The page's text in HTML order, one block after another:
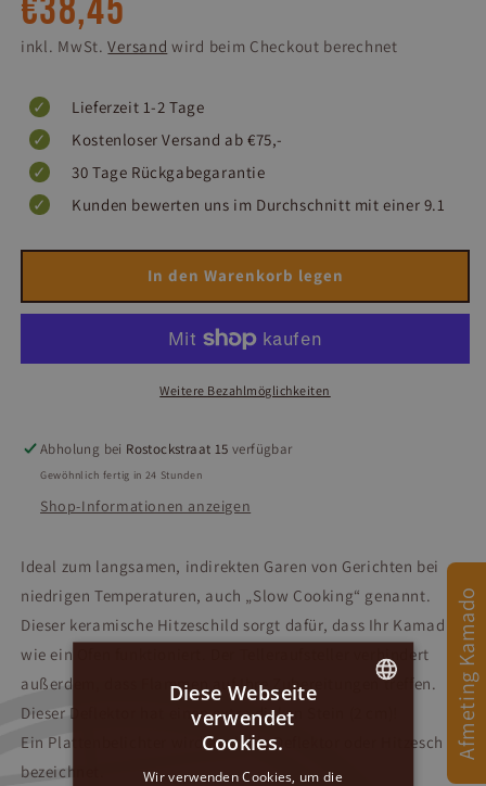
Preis
€38,45
inkl. MwSt.Versand wird beim Checkout berechnet
Lieferzeit 1-2 Tage
Kostenloser Versand ab €75,-
30 Tage Rückgabegarantie
Kunden bewerten uns im Durchschnitt mit einer 9.1
In den Warenkorb legen
Weitere Bezahlmöglichkeiten
Abholung bei Rostockstraat 15 verfügbar
Gewöhnlich fertig in 24 Stunden
Shop-Informationen anzeigen
Ideal zum langsamen, indirekten Garen von Gerichten bei
niedrigen Temperaturen, auch „Slow Cooking“ genannt.
Dieser keramische Hitzeschild sorgt dafür, dass Ihr Kamado
wie ein Ofen funktioniert. Der Telleraufsteller verhindert
außerdem, dass Flammen auf Ihre Zubereitungen treffen.
Dieser Deflektor hat einen extra dicken Stein (2 cm)!
Ein Plattenbelichter wird auch als Deflektor oder Hitzeschild
bezeichnet.
Diese Webseite
verwendet
Cookies.
Wir verwenden Cookies, um die
Afmeting Kamado